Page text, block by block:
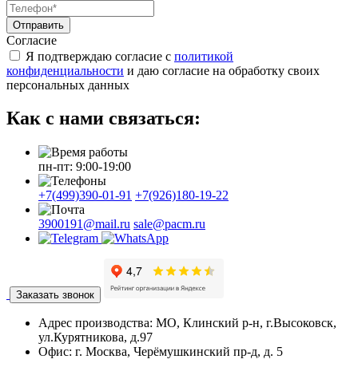
Отправить
Согласие
Я подтверждаю согласие с политикой
конфиденциальности и даю согласие на обработку своих
персональных данных
Как с нами связаться:
пн-пт: 9:00-19:00
+7(499)390-01-91 +7(926)180-19-22
3900191@mail.ru sale@pacm.ru
Заказать звонок
Адрес производства: МО, Клинский р-н, г.Высоковск,
ул.Курятникова, д.97
Офис: г. Москва, Черёмушкинский пр-д, д. 5